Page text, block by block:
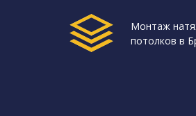
Монтаж
потолков в